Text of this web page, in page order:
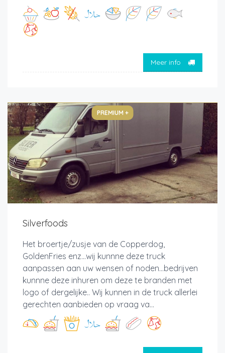
Meer info
PREMIUM +
Silverfoods
Het broertje/zusje van de Copperdog,
GoldenFries enz...wij kunnne deze truck
aanpassen aan uw wensen of noden...bedrijven
kunnne deze inhuren om deze te branden met
logo of dergelijke.. Wij kunnen in de truck allerlei
gerechten aanbieden op vraag va...